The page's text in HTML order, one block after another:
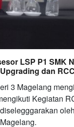
LSP P1 SMK
dan RCC
3 Magelang
Kegiatan